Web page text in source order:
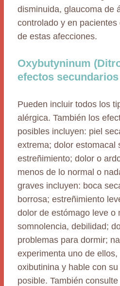
disminuida, glaucoma de
controlado y en
de estas afecciones.
Oxybutyninum
efectos secundarios
Pueden incluir todos los
alérgica. También los
posibles incluyen: piel
extrema; dolor estomacal
estreñimiento; dolor o
menos de lo normal o
graves incluyen: boca
borrosa; estreñimiento
dolor de estómago leve o
somnolencia, debilidad;
problemas para dormir;
experimenta uno de
oxibutinina y hable con
posible. También